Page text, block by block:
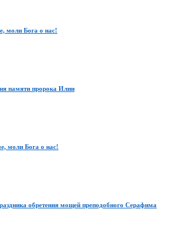
моли Бога о нас!
памяти пророка Илии
моли Бога о нас!
обретения мощей преподобного Серафима